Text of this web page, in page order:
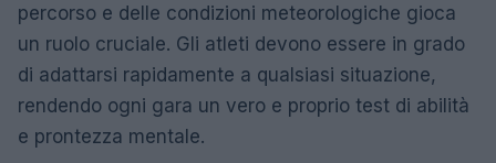
percorso e delle condizioni meteorologiche gioca
un ruolo cruciale. Gli atleti devono essere in grado
di adattarsi rapidamente a qualsiasi situazione,
rendendo ogni gara un vero e proprio test di abilità
e prontezza mentale.